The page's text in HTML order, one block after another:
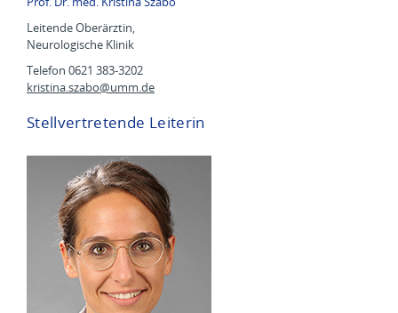
Leitende Oberärztin,
Neurologische Klinik
Telefon 0621 383-3202
kristina.szabo@umm.de
Stellvertretende Leiterin